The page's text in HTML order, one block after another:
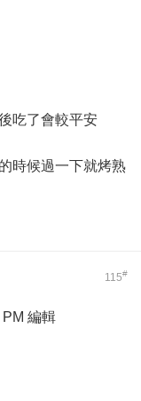
吃了會較平安
時候過一下就烤熟
115#
編輯